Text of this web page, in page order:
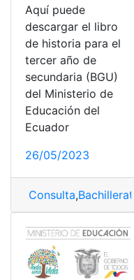
Aquí puede
descargar el libro
de historia para el
tercer año de
secundaria (BGU)
del Ministerio de
Educación del
Ecuador
26/05/2023
Consulta,Bachillerato